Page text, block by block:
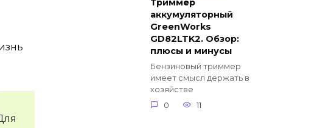
Триммер
аккумуляторный
GreenWorks
GD82LTK2. Обзор:
плюсы и минусы
Бензиновый триммер
имеет смысл держать в
хозяйстве
0
11